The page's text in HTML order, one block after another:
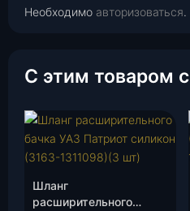
Необходимо авторизоваться.
С этим товаром
Шланг
расширительного